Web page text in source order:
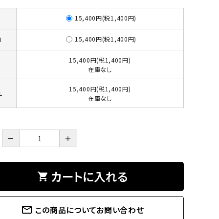
15,400円(税1,400円)
15,400円(税1,400円)
15,400円(税1,400円)
在庫なし
15,400円(税1,400円)
在庫なし
－ ＋
shopping_cart カートに入れる
mail_outline この商品についてお問い合わせ